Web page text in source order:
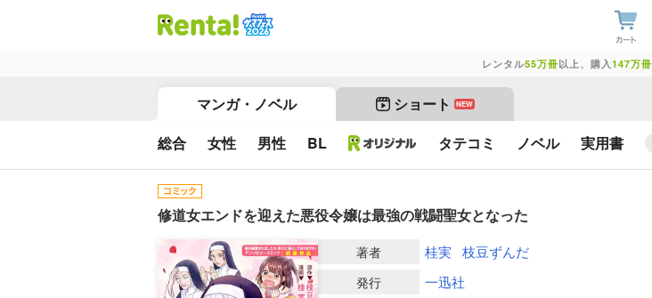
レンタル55万冊以上、購入 147万冊
マンガ・ノベル ショート NEW
総合 女性 男性 BL タテコミ ノベル 実用書
修道女エンドを迎えた悪役令嬢は最強の戦闘聖女となった
著者 桂実 枝豆ずんだ
発行 一迅社